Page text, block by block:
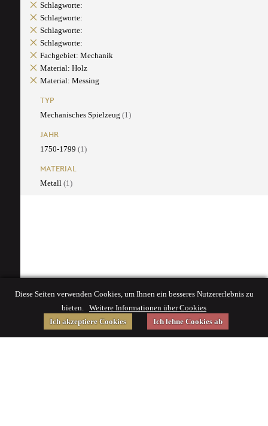
Schlagworte:
Schlagworte:
Schlagworte:
Schlagworte:
Fachgebiet: Mechanik
Material: Holz
Material: Messing
TYP
Mechanisches Spielzeug (1)
JAHR
1750-1799 (1)
MATERIAL
Metall (1)
Diese Seiten verwenden Cookies, um Ihnen ein besseres Nutzererlebnis zu
bieten. Weitere Informationen über Cookies
Ich akzeptiere Cookies
Ich lehne Cookies ab